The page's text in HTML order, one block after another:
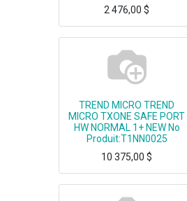
2 476,00 $
TREND MICRO TREND
MICRO TXONE SAFE PORT
HW NORMAL 1+ NEW No
Produit:T1NN0025
10 375,00 $